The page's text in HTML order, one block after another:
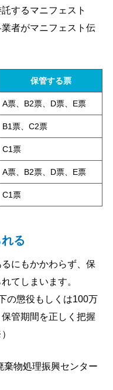
するマニフェスト
業者がマニフェスト伝
保管する票
A票、B2票、D票、E票
B1票、C2票
C1票
A票、B2票、D票、E票
C1票
る
にもかかわらず、保
てしまいます。
の懲役もしくは100万
管期間を正しく把握
物処理振興センター